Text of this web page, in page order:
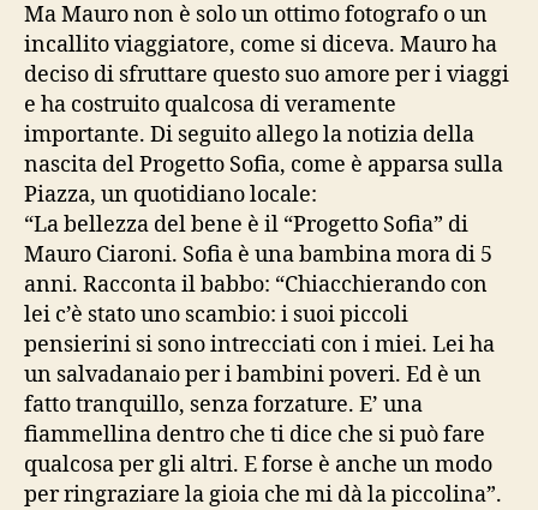
Ma Mauro non è solo un ottimo fotografo o un
incallito viaggiatore, come si diceva. Mauro ha
deciso di sfruttare questo suo amore per i viaggi
e ha costruito qualcosa di veramente
importante. Di seguito allego la notizia della
nascita del Progetto Sofia, come è apparsa sulla
Piazza, un quotidiano locale:
“La bellezza del bene è il “Progetto Sofia” di
Mauro Ciaroni. Sofia è una bambina mora di 5
anni. Racconta il babbo: “Chiacchierando con
lei c’è stato uno scambio: i suoi piccoli
pensierini si sono intrecciati con i miei. Lei ha
un salvadanaio per i bambini poveri. Ed è un
fatto tranquillo, senza forzature. E’ una
fiammellina dentro che ti dice che si può fare
qualcosa per gli altri. E forse è anche un modo
per ringraziare la gioia che mi dà la piccolina”.